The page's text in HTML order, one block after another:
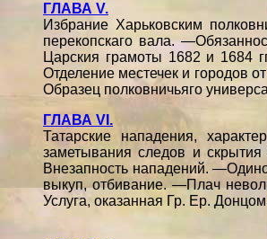
ГЛАВА V.
Избрание Харьковским
перекопскаго вала.
Царския грамоты 1682 и 1684
Отделение местечек и городов
Образец полковничьяго
ГЛАВА VI.
Татарские нападения,
заметывания следов и
Внезапность нападений.
выкуп, отбивание. —Плач
Услуга, оказанная Гр. Ер.